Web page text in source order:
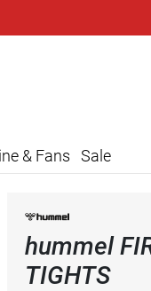
& Fans Sale
hummel
TIGHTS